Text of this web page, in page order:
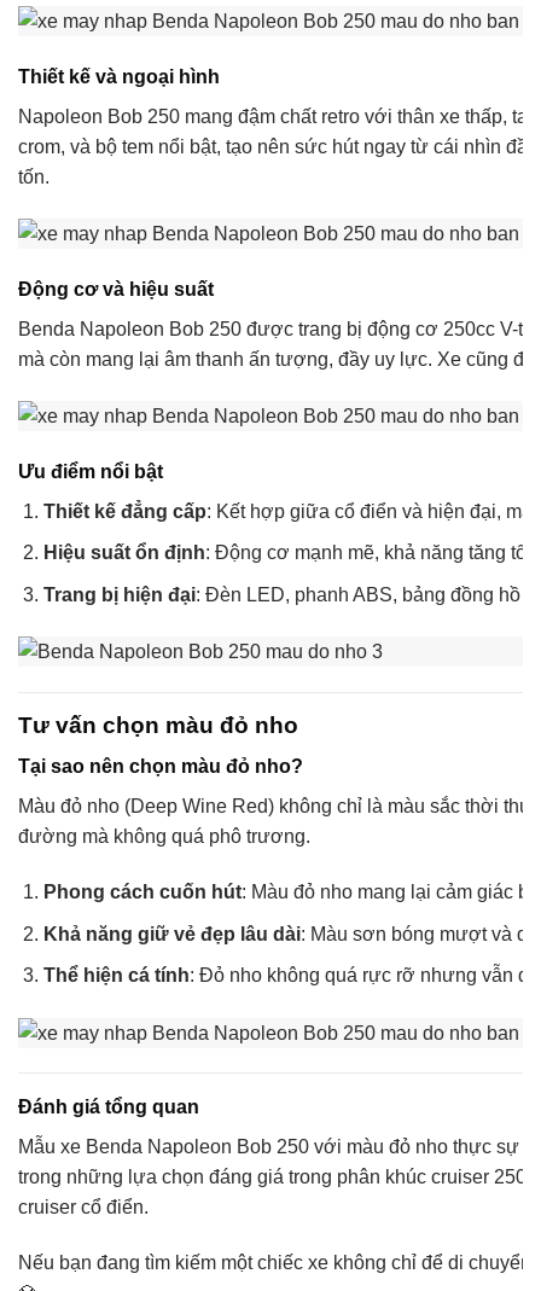
Thiết kế và ngoại hình
Napoleon Bob 250 mang đậm chất retro với thân xe thấp,
crom, và bộ tem nổi bật, tạo nên sức hút ngay từ cái nhìn
tốn.
Động cơ và hiệu suất
Benda Napoleon Bob 250 được trang bị động cơ 250cc V-
mà còn mang lại âm thanh ấn tượng, đầy uy lực. Xe cũng
Ưu điểm nổi bật
Thiết kế đẳng cấp: Kết hợp giữa cổ điển và hiện đại,
Hiệu suất ổn định: Động cơ mạnh mẽ, khả năng tăng
Trang bị hiện đại: Đèn LED, phanh ABS, bảng đồng hồ
Tư vấn chọn màu đỏ nho
Tại sao nên chọn màu đỏ nho?
Màu đỏ nho (Deep Wine Red) không chỉ là màu sắc thời
đường mà không quá phô trương.
Phong cách cuốn hút: Màu đỏ nho mang lại cảm giác
Khả năng giữ vẻ đẹp lâu dài: Màu sơn bóng mượt và
Thể hiện cá tính: Đỏ nho không quá rực rỡ nhưng vẫn
Đánh giá tổng quan
Mẫu xe Benda Napoleon Bob 250 với màu đỏ nho thực sự
trong những lựa chọn đáng giá trong phân khúc cruiser
cruiser cổ điển.
Nếu bạn đang tìm kiếm một chiếc xe không chỉ để di